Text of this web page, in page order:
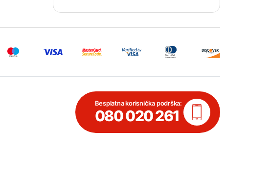
Besplatna korisnička podrška:
080 020 261